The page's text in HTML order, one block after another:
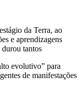
da Terra, ao
e aprendizagens
durou tantos
evolutivo” para
de manifestações